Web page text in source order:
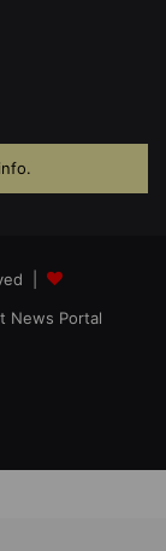
|
News Portal